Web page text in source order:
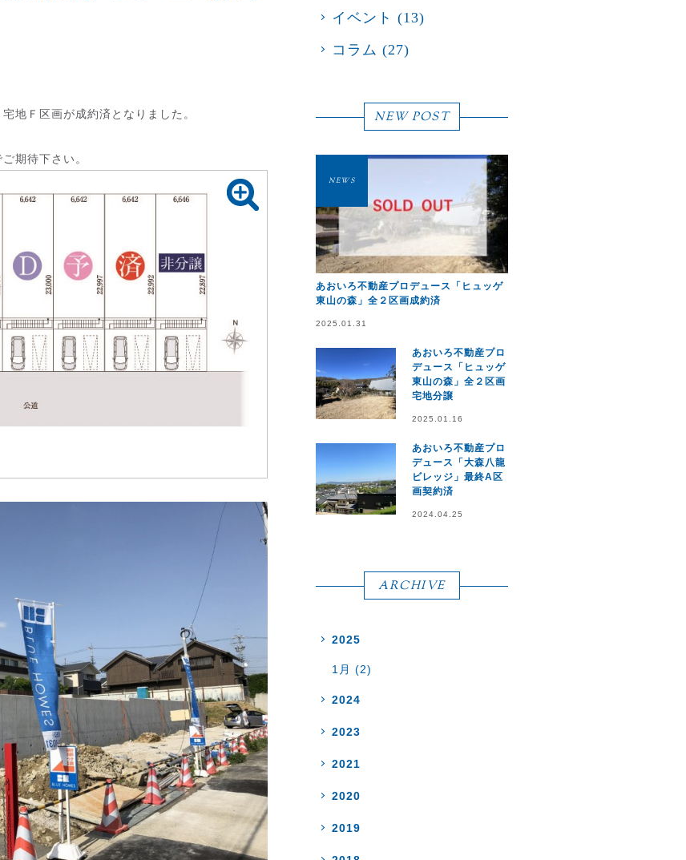
地Ｆ区画が成約済となりました。
期待下さい。
イベント (13)
コラム (27)
NEW POST
NEWS
あおいろ不動産プロデュース「ヒュッゲ
東山の森」全２区画成約済
2025.01.31
あおいろ不動産プロ
デュース「ヒュッゲ
東山の森」全２区画
宅地分譲
2025.01.16
あおいろ不動産プロ
デュース「大森八龍
ビレッジ」最終A区
画契約済
2024.04.25
ARCHIVE
2025
1月 (2)
2024
2023
2021
2020
2019